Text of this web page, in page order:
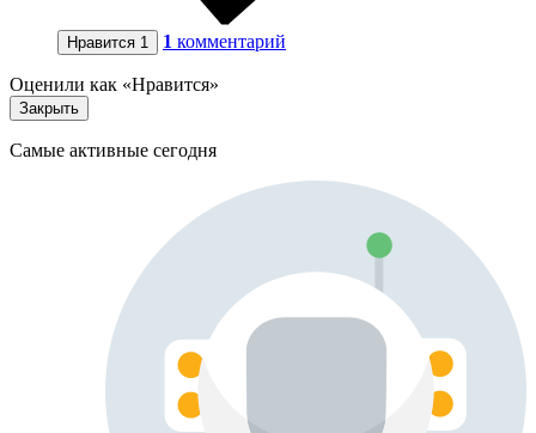
Нравится 1 1 комментарий
Оценили как «Нравится»
Закрыть
Самые активные сегодня